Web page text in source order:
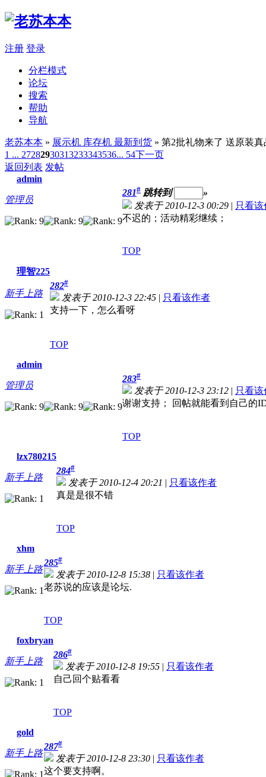
注册 登录
分栏模式
论坛
搜索
帮助
导航
老苏本本 » 展示机 库存机 最新到货 » 第2批礼物来了 送原装
1 ... 27282930313233343536... 54下一页
返回列表 发帖
admin
管理员
281# 跳转到
»
发表于 2010-12-3 00:29 | 只看该
不迟的；活动精彩继续；
TOP
理智225
新手上路
282#
发表于 2010-12-3 22:45 | 只看该作者
支持一下，怎么看呀
TOP
admin
管理员
283#
发表于 2010-12-3 23:12 | 只看该
谢谢支持； 回帖就能看到自己的
TOP
lzx780215
新手上路
284#
发表于 2010-12-4 20:21 | 只看该作者
真是是很不错
TOP
xhm
新手上路
285#
发表于 2010-12-8 15:38 | 只看该作者
老苏说的应该是论坛.
TOP
foxbryan
新手上路
286#
发表于 2010-12-8 19:55 | 只看该作者
自己回个贴看看
TOP
gold
新手上路
287#
发表于 2010-12-8 23:30 | 只看该作者
这个要支持啊。